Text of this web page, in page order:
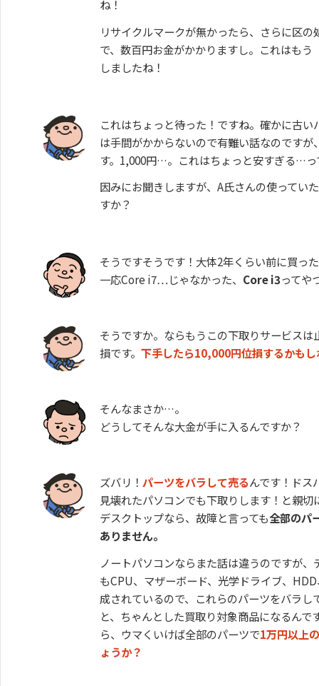
ね！
リサイクルマークが無かったら、さらに区
で、数百円お金がかかりますし。これはも
しましたね！
これはちょっと待った！ですね。確かに古
は手間がかからないので有難い話なのです
す。1,000円…。これはちょっと安すぎる…っ
因みにお聞きしますが、A氏さんの使ってい
すか？
そうですそうです！大体2年くらい前に買っ
一応Core i7…じゃなかった、 Core i3ってや
そうですか。ならもうこの下取りサービス
損です。 下手したら10,000円位損するかもし
そんなまさか…。
どうしてそんな大金が手に入るんですか？
ズバリ！ パーツをバラして売るんです！ドス
見壊れたパソコンでも下取りします！と親
デスクトップなら、故障と言っても全部のパ
ありません。
ノートパソコンならまた話は違うのですが
もCPU、マザーボード、光学ドライブ、
成されているので、これらのパーツをバラし
と、ちゃんとした買取り対象商品になるんで
ら、ウマくいけば全部のパーツで1万円以上
ょうか？